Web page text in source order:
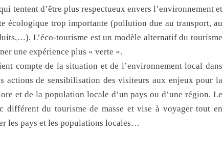
tentent d’être plus respectueux envers l’environnement et
écologique trop importante (pollution due au transport, au
L’éco-tourisme est un modèle alternatif du tourisme
une expérience plus « verte ».
compte de la situation et de l’environnement local dans
actions de sensibilisation des visiteurs aux enjeux pour la
et de la population locale d’un pays ou d’une région. Le
différent du tourisme de masse et vise à voyager tout en
les pays et les populations locales…